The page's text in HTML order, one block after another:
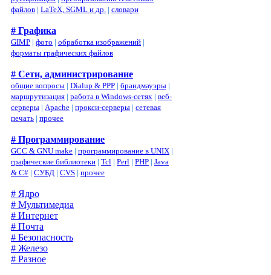
файлов | LaTeX, SGML и др. | словари
# Графика
GIMP | фото | обработка изображений |
форматы графических файлов
# Сети, администрирование
общие вопросы | Dialup & PPP | брандмауэры |
маршрутизация | работа в Windows-сетях | веб-
серверы | Apache | прокси-серверы | сетевая
печать | прочее
# Программирование
GCC & GNU make | программирование в UNIX |
графические библиотеки | Tcl | Perl | PHP | Java
& C# | СУБД | CVS | прочее
# Ядро
# Мультимедиа
# Интернет
# Почта
# Безопасность
# Железо
# Разное